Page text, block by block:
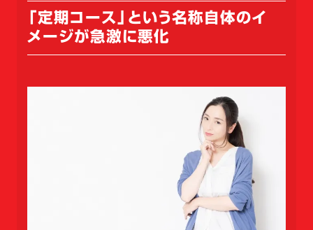
「定期コース」という名称自体のイ
メージが急激に悪化